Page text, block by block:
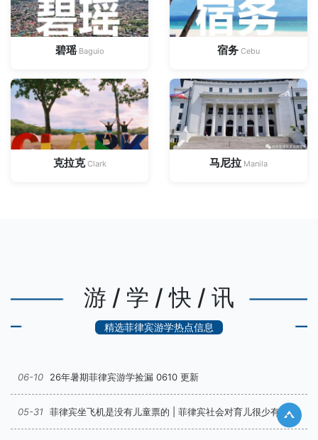
碧瑶 Baguio 宿务 Cebu
克拉克Clark 马尼拉 Manila
游 / 学 / 快 / 讯
精选菲律宾游学热点信息
06-10 26年暑期菲律宾游学捡漏 0610 更新
05-31 菲律宾坐飞机是没有儿童票的 | 菲律宾社会对育儿很少有政策倾斜